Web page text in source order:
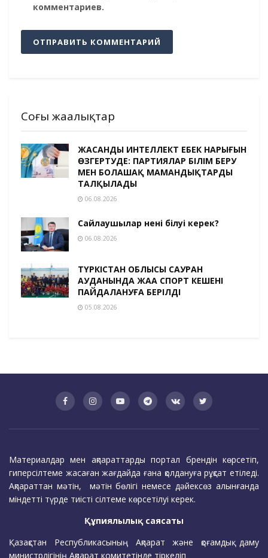
комментариев.
Соңғы жаңалықтар
ЖАСАНДЫ ИНТЕЛЛЕКТ ЕҢБЕК НАРЫҒЫН
ӨЗГЕРТУДЕ: ПАРТИЯЛАР БІЛІМ БЕРУ
МЕН БОЛАШАҚ МАМАНДЫҚТАРДЫ
ТАЛҚЫЛАДЫ
06.08.2026
Сайлаушылар нені білуі керек?
06.08.2026
ТҮРКІСТАН ОБЛЫСЫ САУРАН
АУДАНЫНДА ЖАҢА СПОРТ КЕШЕНІ
ПАЙДАЛАНУҒА БЕРІЛДІ
05.08.2026
Материалдар мен ақпараттарды портал брендін көрсетіп,
гиперсілтеме жасаған жағдайда ғана қолдануға рұқсат етіледі.
Ақпараттан мәтін, мәтін бөлігі немесе дәйексөз алынғанда
міндетті түрде тиісті сілтеме көрсетілуі керек.
Құпиялылық саясаты
Қазақстан Республикасының Ақпарат және қоғамдық даму
министрлігінің Ақпарат комитетінде тіркеліп